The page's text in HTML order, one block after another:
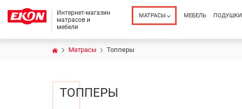
Интернет-магазин
матрасов и
мебели
МАТРАСЫ МЕБЕЛЬ ПОДУШКИ
Матрасы Топперы
ТОППЕРЫ